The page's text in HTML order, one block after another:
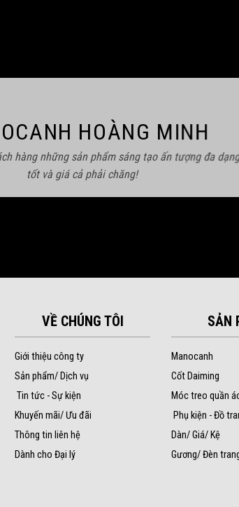
HOÀNG MINH
hàng những sản phẩm sáng tạo ấn tượng đa
tốt và giá cả phải chăng!
VỀ CHÚNG TÔI
Giới thiệu công ty
Sản phẩm/ Dịch vụ
Tin tức - Sự kiện
Khuyến mãi/ Ưu đãi
Thông tin liên hệ
Dành cho Đại lý
SẢN
Manocanh
Cốt Daiming
Móc treo quần
Phụ kiện - Đồ
Dàn/ Giá/ Kệ
Gương/ Đèn